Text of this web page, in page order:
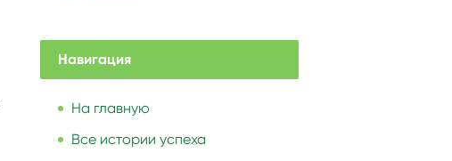
Навигация
На главную
Все истории успеха